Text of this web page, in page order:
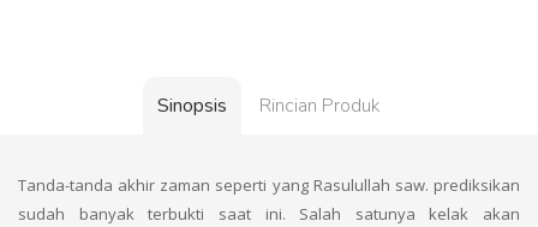
Sinopsis Rincian Produk
Tanda-tanda akhir zaman seperti yang Rasulullah saw. prediksikan
sudah banyak terbukti saat ini. Salah satunya kelak akan